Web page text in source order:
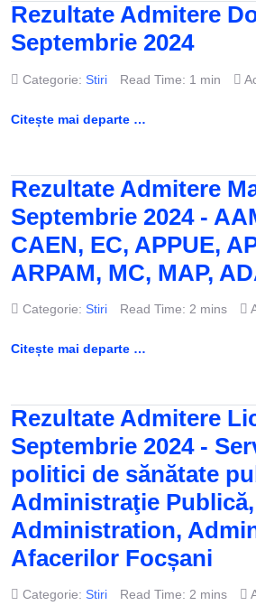
Rezultate Admitere
Septembrie 2024
Categorie: Stiri Read Time: 1 min
Citește mai departe …
Rezultate Admitere
Septembrie 2024 -
CAEN, EC, APPUE,
ARPAM, MC, MAP,
Categorie: Stiri Read Time: 2 mins
Citește mai departe …
Rezultate Admitere
Septembrie 2024 -
politici de sănătate
Administraţie
Administration,
Afacerilor Focșani
Categorie: Stiri Read Time: 2 mins